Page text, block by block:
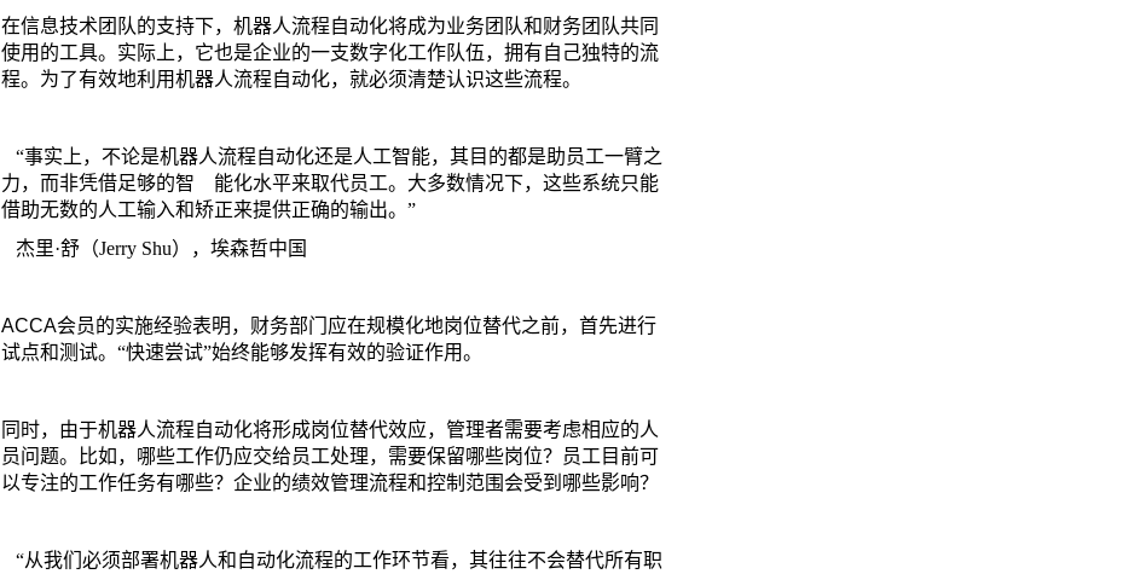
在信息技术团队的支持下，机器人流程自动化将成为业务团队和财务团队共同
使用的工具。实际上，它也是企业的一支数字化工作队伍，拥有自己独特的流
程。为了有效地利用机器人流程自动化，就必须清楚认识这些流程。
“事实上，不论是机器人流程自动化还是人工智能，其目的都是助员工一臂之
力，而非凭借足够的智 能化水平来取代员工。大多数情况下，这些系统只能
借助无数的人工输入和矫正来提供正确的输出。”
杰里·舒（Jerry Shu），埃森哲中国
ACCA会员的实施经验表明，财务部门应在规模化地岗位替代之前，首先进行
试点和测试。“快速尝试”始终能够发挥有效的验证作用。
同时，由于机器人流程自动化将形成岗位替代效应，管理者需要考虑相应的人
员问题。比如，哪些工作仍应交给员工处理，需要保留哪些岗位？员工目前可
以专注的工作任务有哪些？企业的绩效管理流程和控制范围会受到哪些影响？
“从我们必须部署机器人和自动化流程的工作环节看，其往往不会替代所有职